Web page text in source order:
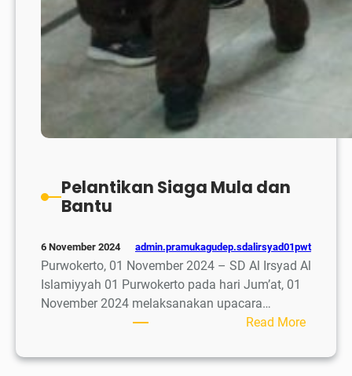
Pelantikan Siaga Mula dan
Bantu
6 November 2024 admin.pramukagudep.sdalirsyad01pwt
Purwokerto, 01 November 2024 – SD Al Irsyad Al
Islamiyyah 01 Purwokerto pada hari Jum’at, 01
November 2024 melaksanakan upacara…
Read More:
Siaga